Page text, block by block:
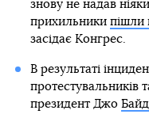
знову не надав
прихильники пішли
засідає Конгрес.
В результаті
протестувальників
президент Джо